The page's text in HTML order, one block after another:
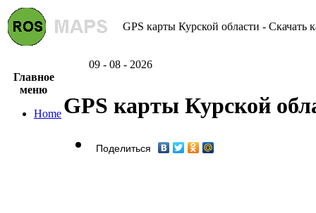
GPS карты Курской области - Скачать
09 - 08 - 2026
Главное
меню
Home GPS карты Курской
Поделиться